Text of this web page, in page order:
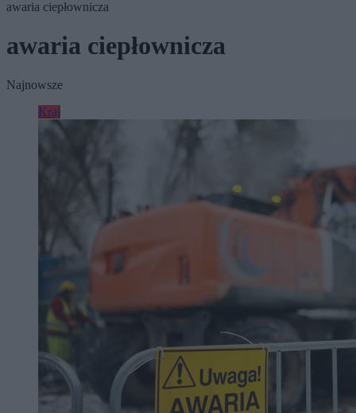
awaria ciepłownicza
awaria ciepłownicza
Najnowsze
Kraj